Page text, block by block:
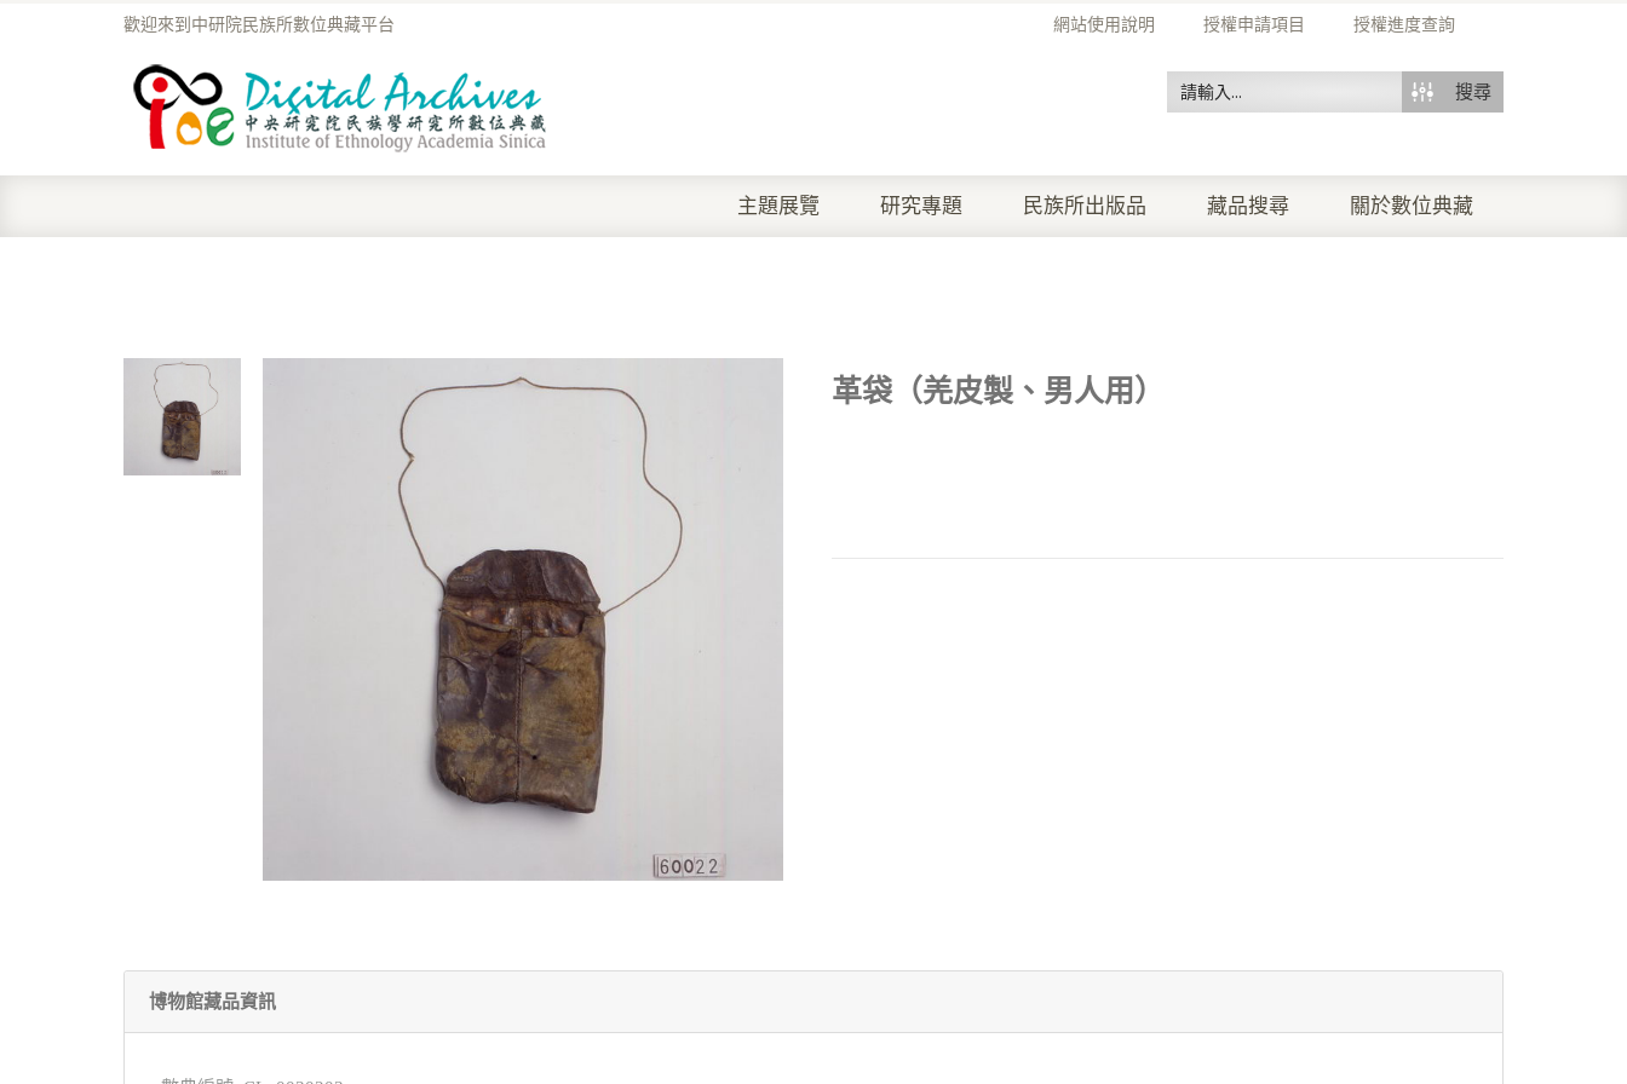
網站使用說明 授權申請項目 授權進度查詢
歡迎來到中研院民族所數位典藏平台
搜尋
主題展覽 研究專題 民族所出版品 藏品搜尋 關於數位典藏
革袋（羌皮製、男人用）
博物館藏品資訊